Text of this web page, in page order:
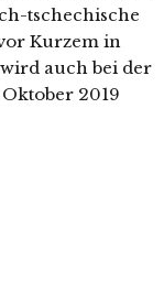
tschechische
Kurzem in
auch bei der
2019